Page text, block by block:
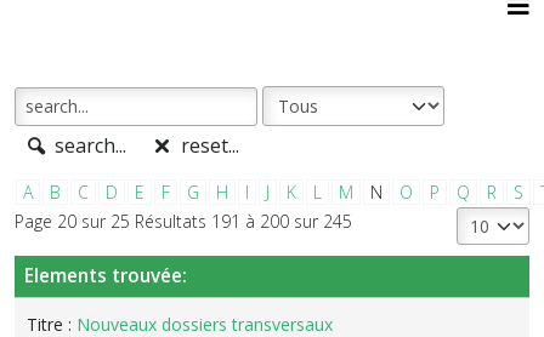
search... reset...
A B C D E F G H I J K L M N O P Q R S
Page 20 sur 25 Résultats 191 à 200 sur 245
Elements trouvée:
Titre : Nouveaux dossiers transversaux